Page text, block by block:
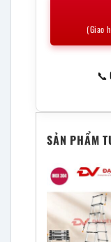
(Giao
📞
SẢN PHẨM